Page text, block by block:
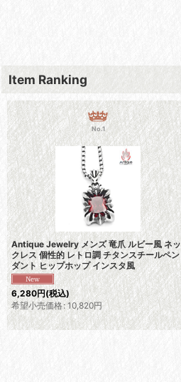
Item Ranking
No.1
Antique Jewelry メンズ 竜爪 ルビー風 ネッ
クレス 個性的 レトロ調 チタンスチールペン
ダント ヒップホップ インスタ風
6,280円(税込)
希望小売価格: 10,820円